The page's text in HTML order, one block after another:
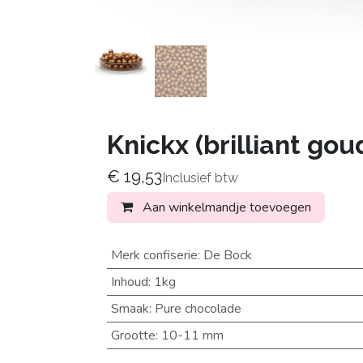
Knickx (brilliant
€ 19,53Inclusief btw
Aan winkelmandje toevoegen
Merk confiserie: De Bock
Inhoud: 1kg
Smaak: Pure chocolade
Grootte: 10-11 mm